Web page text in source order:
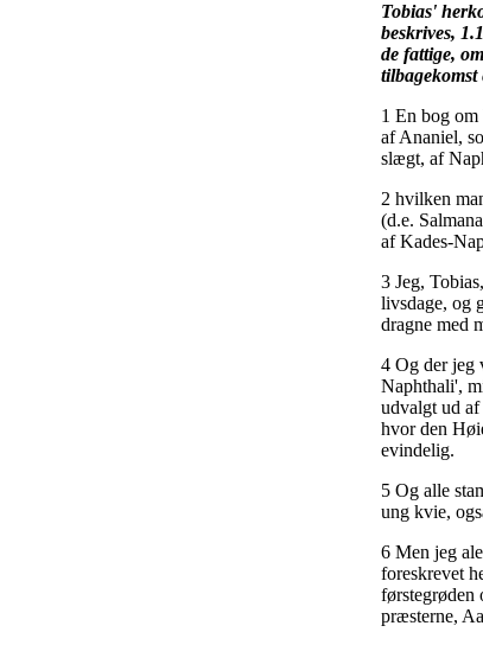
Tobias'
beskrives,
de fattige,
tilbagekomst
1 En bog om
af Ananiel,
slægt, af
2 hvilken
(d.e.
af Kades-
3 Jeg,
livsdage, og
dragne med
4 Og der jeg
Naphthali',
udvalgt ud af
hvor den
evindelig.
5 Og alle
ung kvie,
6 Men jeg
foreskrevet
førstegrøden
præsterne,